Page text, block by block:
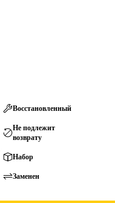
Восстановленный
Не подлежит
возврату
Набор
Заменен